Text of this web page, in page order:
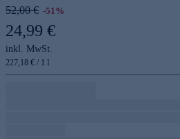
52,00 € -51%
24,99 €
inkl. MwSt.
227,18 € / 1 l